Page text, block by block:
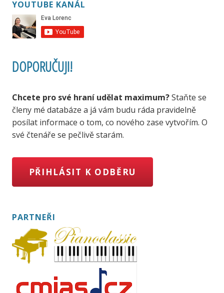
YOUTUBE KANÁL
DOPORUČUJI!
Chcete pro své hraní udělat maximum?Staňte se
členy mé databáze a já vám budu ráda pravidelně
posílat informace o tom, co nového zase vytvořím. O
své čtenáře se pečlivě starám.
PŘIHLÁSIT K ODBĚRU
PARTNEŘI